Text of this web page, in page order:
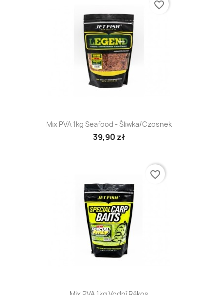
Mix PVA 1kg Seafood - Śliwka/Czosnek
39,90 zł
favorite_border
favorite_border